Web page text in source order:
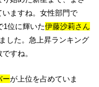
ますね。女性部門で
1位に輝いた伊藤沙莉さん
した。急上昇ランキング
すね。
ーが上位を占めていま